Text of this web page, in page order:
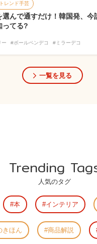
トレンド手芸
選んで通すだけ！韓国発、今
ってる?
ー #ボールペンデコ #ミラーデコ
一覧を見る
Trending
人気のタグ
本 インテリア
きほん 商品解説